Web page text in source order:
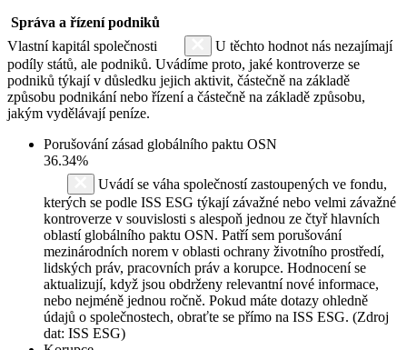
Správa a řízení podniků
Vlastní kapitál společnosti
U těchto hodnot nás nezajímají
podíly států, ale podniků. Uvádíme proto, jaké kontroverze se
podniků týkají v důsledku jejich aktivit, částečně na základě
způsobu podnikání nebo řízení a částečně na základě způsobu,
jakým vydělávají peníze.
Porušování zásad globálního paktu OSN
36.34%
Uvádí se váha společností zastoupených ve fondu,
kterých se podle ISS ESG týkají závažné nebo velmi závažné
kontroverze v souvislosti s alespoň jednou ze čtyř hlavních
oblastí globálního paktu OSN. Patří sem porušování
mezinárodních norem v oblasti ochrany životního prostředí,
lidských práv, pracovních práv a korupce. Hodnocení se
aktualizují, když jsou obdrženy relevantní nové informace,
nebo nejméně jednou ročně. Pokud máte dotazy ohledně
údajů o společnostech, obraťte se přímo na ISS ESG. (Zdroj
dat: ISS ESG)